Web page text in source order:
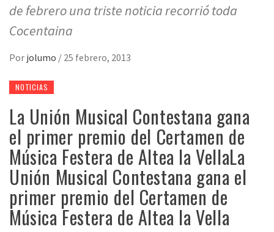
de febrero una triste noticia recorrió toda
Cocentaina
Por jolumo / 25 febrero, 2013
NOTICIAS
La Unión Musical Contestana gana
el primer premio del Certamen de
Música Festera de Altea la VellaLa
Unión Musical Contestana gana el
primer premio del Certamen de
Música Festera de Altea la Vella